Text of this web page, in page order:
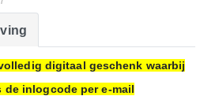
digitaal geschenk waarbij
de inlogcode per e-mail